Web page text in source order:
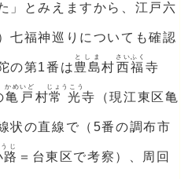
」とみえますから、江戸六
七福神巡りについても確認
の第1番は豊島
としま
村西福
さいふく
寺
亀戸
かめいど
村常光
じょうこう
寺（現江東区亀
状の直線で（5番の調布市
路
じ
＝台東区で考察）、周回